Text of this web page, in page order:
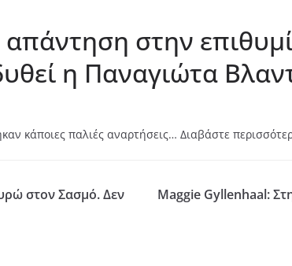
στην
η Παναγιώτα
κάποιες παλιές αναρτήσεις… Διαβάστε
στον Σασμό. Δεν
Maggie Gyllenhaal: